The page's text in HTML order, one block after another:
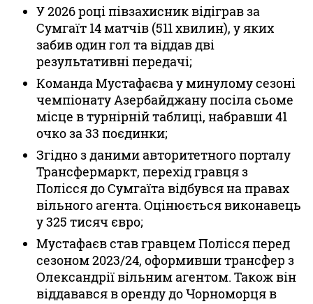
У 2026 році півзахисник відіграв за
Сумгаїт 14 матчів (511 хвилин), у яких
забив один гол та віддав дві
результативні передачі;
Команда Мустафаєва у минулому сезоні
чемпіонату Азербайджану посіла сьоме
місце в турнірній таблиці, набравши 41
очко за 33 поєдинки;
Згідно з даними авторитетного порталу
Трансфермаркт, перехід гравця з
Полісся до Сумгаїта відбувся на правах
вільного агента. Оцінюється виконавець
у 325 тисяч євро;
Мустафаєв став гравцем Полісся перед
сезоном 2023/24, оформивши трансфер з
Олександрії вільним агентом. Також він
віддавався в оренду до Чорноморця в